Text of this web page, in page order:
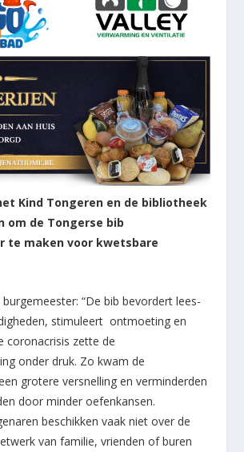
Kind Tongeren en de bibliotheek
om de Tongerse bib
te maken voor kwetsbare
“De bib bevordert lees-
stimuleert ontmoeting en
coronacrisis zette de
onder druk. Zo kwam de
grotere versnelling en verminderden
door minder oefenkansen.
beschikken vaak niet over de
van familie, vrienden of buren